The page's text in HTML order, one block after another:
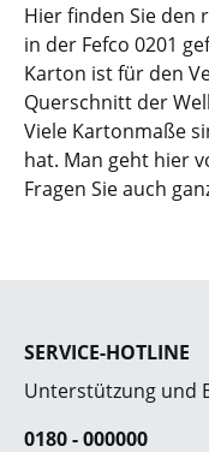
Hier finden Sie den
in der Fefco 0201
Karton ist für den
Querschnitt der
Viele Kartonmaße
hat. Man geht hier
Fragen Sie auch
SERVICE-HOTLINE
Unterstützung und
0180 - 000000